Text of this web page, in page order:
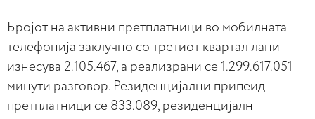
Бројот на активни претплатници во мобилната
телефонија заклучно со третиот квартал лани
изнесува 2.105.467, а реализрани се 1.299.617.051
минути разговор. Резиденцијални припеид
претплатници се 833.089, резиденцијалн